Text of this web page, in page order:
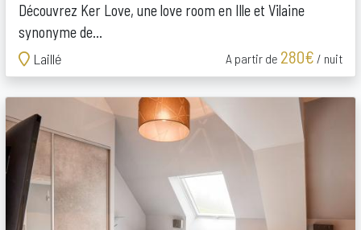
Découvrez Ker Love, une love room en Ille et Vilaine
synonyme de...
Laillé
A partir de 280€ / nuit